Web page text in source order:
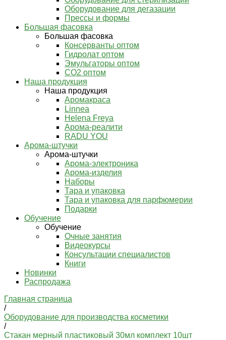
Оборудование для дегазации
Прессы и формы
Большая фасовка
Большая фасовка
Консерванты оптом
Гидролат оптом
Эмульгаторы оптом
СО2 оптом
Наша продукция
Наша продукция
Аромакраса
Linnea
Helena Freya
Арома-реалити
RADU YOU
Арома-штучки
Арома-штучки
Арома-электроника
Арома-изделия
Наборы
Тара и упаковка
Тара и упаковка для парфюмерии
Подарки
Обучение
Обучение
Очные занятия
Видеокурсы
Консультации специалистов
Книги
Новинки
Распродажа
Главная страница
/
Оборудование для производства косметики
/
Стакан мерный пластиковый 30мл комплект 10шт